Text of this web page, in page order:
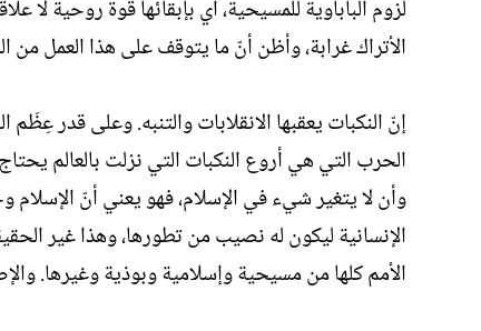
لزوم الباباوية للمسيحية، أي بإبقائها قوة روحية
الأتراك غرابة، وأظن أنّ ما يتوقف على هذا العمل
إنّ النكبات يعقبها الانقلابات والتنبه. وعلى قدر
الحرب التي هي أروع النكبات التي نزلت بالعالم
وأن لا يتغير شيء في الإسلام، فهو يعني أنّ
الإنسانية ليكون له نصيب من تطورها، وهذا غير
الأمم كلها من مسيحية وإسلامية وبوذية وغيرها.